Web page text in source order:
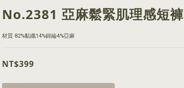
No.2381 亞麻鬆緊肌理感短褲
材質 82%黏纖14%錦綸4%亞麻
NT$399